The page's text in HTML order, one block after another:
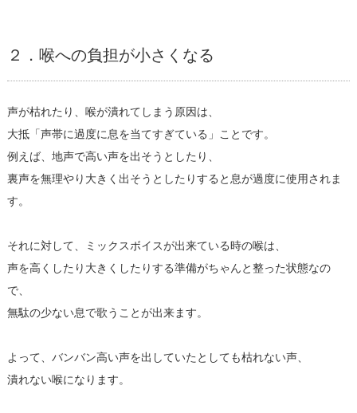
２．喉への負担が小さくなる
声が枯れたり、喉が潰れてしまう原因は、
大抵「声帯に過度に息を当てすぎている」ことです。
例えば、地声で高い声を出そうとしたり、
裏声を無理やり大きく出そうとしたりすると息が過度に使用されま
す。
それに対して、ミックスボイスが出来ている時の喉は、
声を高くしたり大きくしたりする準備がちゃんと整った状態なの
で、
無駄の少ない息で歌うことが出来ます。
よって、バンバン高い声を出していたとしても枯れない声、
潰れない喉になります。